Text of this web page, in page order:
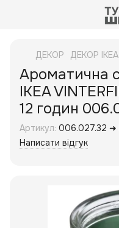
ДЕКОР ДЕКОР IKEA
Ароматична
IKEA
12 годин
Артикул: 006.027.32 ➜
Написати відгук